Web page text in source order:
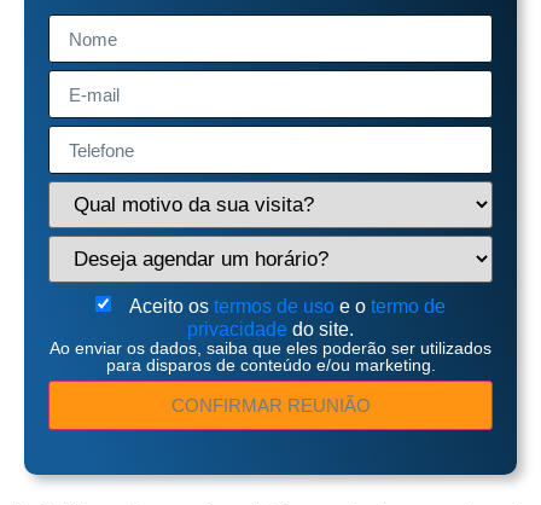
Aceito os termos de uso e o termo de
privacidade do site.
Ao enviar os dados, saiba que eles poderão ser utilizados
para disparos de conteúdo e/ou marketing.
CONFIRMAR REUNIÃO